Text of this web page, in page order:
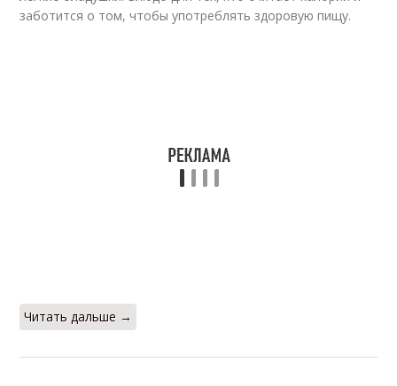
заботится о том, чтобы употреблять здоровую пищу.
Читать дальше →